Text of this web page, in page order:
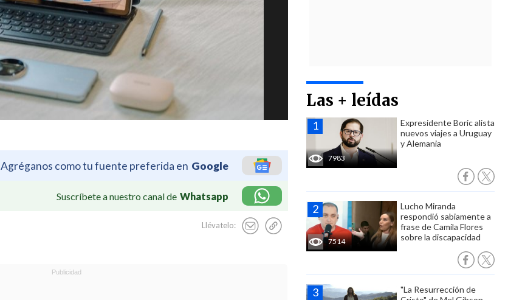
Agréganos como tu fuente preferida en Google
Suscríbete a nuestro canal de Whatsapp
Llévatelo:
Las + leídas
7983
Expresidente Boric alista
nuevos viajes a Uruguay
y Alemania
7514
Lucho Miranda
respondió sabiamente a
frase de Camila Flores
sobre la discapacidad
"La Resurrección de